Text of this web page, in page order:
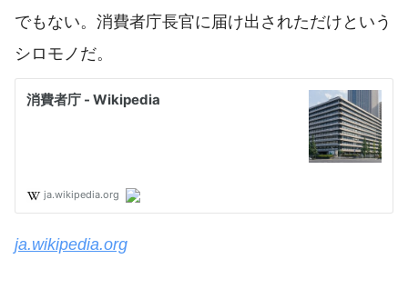
でもない。消費者庁長官に届け出されただけという
シロモノだ。
ja.wikipedia.org